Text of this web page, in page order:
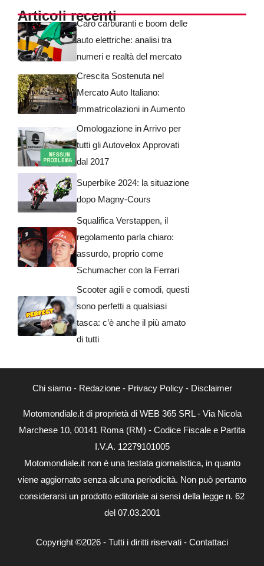
Articoli recentiCaro carburanti e boom delle
auto elettriche: analisi tra
numeri e realtà del mercato
Crescita Sostenuta nel
Mercato Auto Italiano:
Immatricolazioni in Aumento
Omologazione in Arrivo per
tutti gli Autovelox Approvati
dal 2017
Superbike 2024: la situazione
dopo Magny-Cours
Squalifica Verstappen, il
regolamento parla chiaro:
assurdo, proprio come
Schumacher con la Ferrari
Scooter agili e comodi, questi
sono perfetti a qualsiasi
tasca: c’è anche il più amato
di tutti
Chi siamo- Redazione- Privacy Policy- Disclaimer
Motomondiale.it di proprietà di WEB 365 SRL - Via Nicola
Marchese 10, 00141 Roma (RM) - Codice Fiscale e Partita
I.V.A. 12279101005
Motomondiale.it non è una testata giornalistica, in quanto
viene aggiornato senza alcuna periodicità. Non può pertanto
considerarsi un prodotto editoriale ai sensi della legge n. 62
del 07.03.2001
Copyright ©2026 - Tutti i diritti riservati - Contattaci